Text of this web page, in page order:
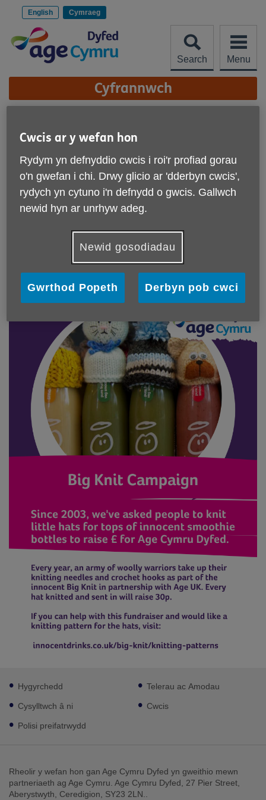
cynnwys
English Cymraeg
Search Menu
Site
Navigation
Cyfrannwch
Y Gweu Mawr!
Cyhoeddwyd ar 09 Ionawr 2026 09:22 yh
Ymunwch ag ymgyrch Gwau Mawr!
Cymerwch ran a helpwch y rhai dros hanner cant i fwynhau
Dyma batrymau gwau llyfn Innocent:
https://www.innocentdrinks.co.uk/big-knit/knitting-patterns
Footer
sub
links
Hygyrchedd
Cysylltwch â ni
Polisi preifatrwydd
Telerau ac Amodau
Cwcis
Rheolir y wefan hon gan Age Cymru Dyfed yn gweithio mewn
partneriaeth ag Age Cymru. Age Cymru Dyfed, 27 Pier Street,
Aberystwyth, Ceredigion, SY23 2LN..
Cwcis ar y wefan hon
Rydym yn defnyddio cwcis i roi'r profiad gorau
o'n gwefan i chi. Drwy glicio ar 'dderbyn cwcis',
rydych yn cytuno i'n defnydd o gwcis. Gallwch
newid hyn ar unrhyw adeg.
Newid gosodiadau
Gwrthod Popeth Derbyn pob cwci